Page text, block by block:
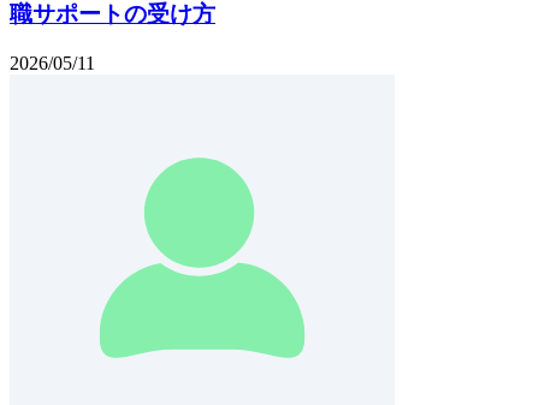
職サポートの受け方
2026/05/11